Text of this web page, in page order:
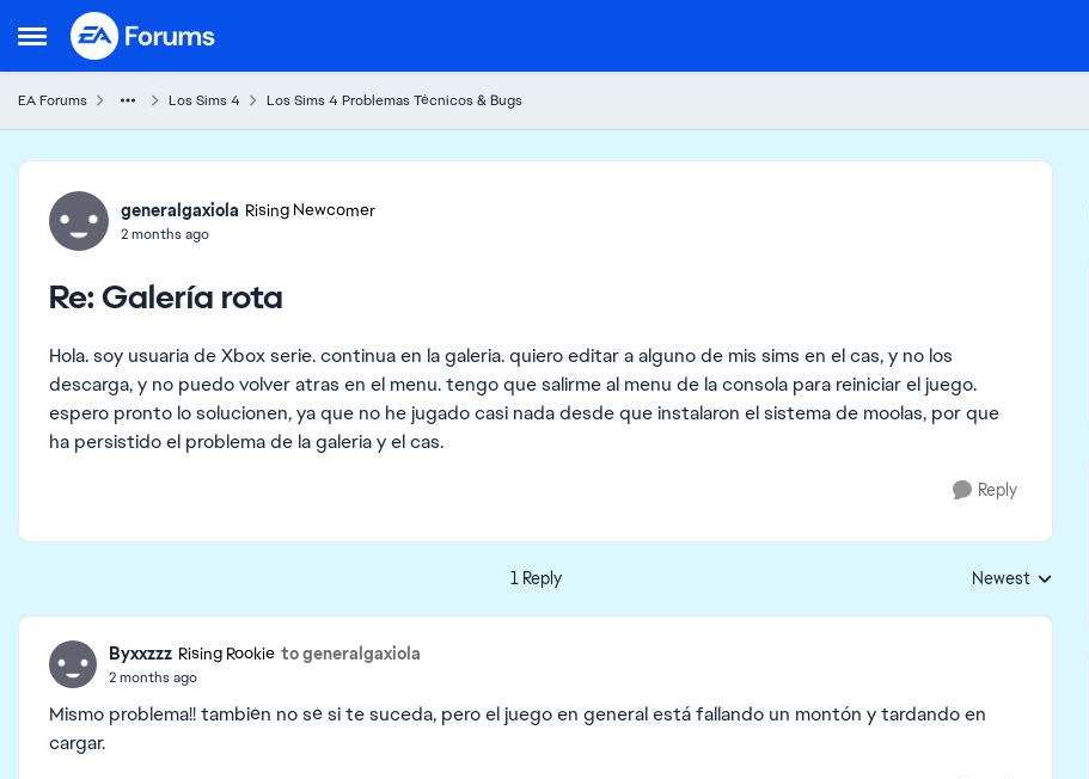
Open Side Menu
Skip to content
EA Forums Los Sims 4 Los Sims 4 Problemas Técnicos & Bugs
Forum Discussion
generalgaxiola Rising Newcomer
2 months ago
Re: Galería rota
Hola. soy usuaria de Xbox serie. continua en la galeria. quiero editar a alguno de mis sims en el cas, y no los
descarga, y no puedo volver atras en el menu. tengo que salirme al menu de la consola para reiniciar el juego.
espero pronto lo solucionen, ya que no he jugado casi nada desde que instalaron el sistema de moolas, por que
ha persistido el problema de la galeria y el cas.
Reply
1 Reply Replies sorted by
Newest
Byxxzzz Rising Rookie to generalgaxiola
2 months ago
Mismo problema!! también no sé si te suceda, pero el juego en general está fallando un montón y tardando en
cargar.